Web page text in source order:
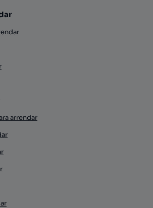
arrendar